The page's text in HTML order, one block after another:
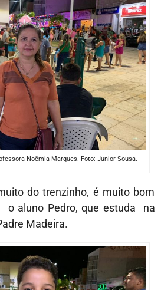
Noêmia Marques. Foto: Junior Sousa.
do trenzinho, é muito bom
o aluno Pedro, que estuda na
Madeira.